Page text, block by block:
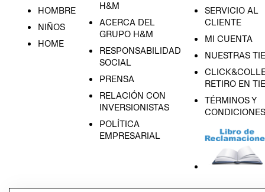
HOMBRE
NIÑOS
HOME
H&M
ACERCA DEL
GRUPO H&M
RESPONSABILIDAD
SOCIAL
PRENSA
RELACIÓN CON
INVERSIONISTAS
POLÍTICA
EMPRESARIAL
SERVICIO AL
CLIENTE
MI CUENTA
NUESTRAS
RETIRO EN
TÉRMINOS Y
CONDICIONES